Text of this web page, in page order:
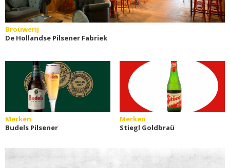
Brouwerij
De Hollandse Pilsener Fabriek
Merken
Budels Pilsener
Merken
Stiegl Goldbraü